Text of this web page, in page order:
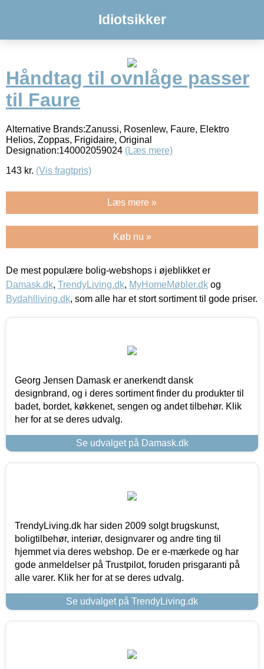
Idiotsikker
Håndtag til ovnlåge passer
til Faure
Alternative Brands:Zanussi, Rosenlew, Faure, Elektro
Helios, Zoppas, Frigidaire, Original
Designation:140002059024 (Læs mere)
143 kr. (Vis fragtpris)
Læs mere »
Køb nu »
De mest populære bolig-webshops i øjeblikket er
Damask.dk, TrendyLiving.dk, MyHomeMøbler.dk og
Bydahlliving.dk, som alle har et stort sortiment til gode priser.
Georg Jensen Damask er anerkendt dansk
designbrand, og i deres sortiment finder du produkter til
badet, bordet, køkkenet, sengen og andet tilbehør. Klik
her for at se deres udvalg.
Se udvalget på Damask.dk
TrendyLiving.dk har siden 2009 solgt brugskunst,
boligtilbehør, interiør, designvarer og andre ting til
hjemmet via deres webshop. De er e-mærkede og har
gode anmeldelser på Trustpilot, foruden prisgaranti på
alle varer. Klik her for at se deres udvalg.
Se udvalget på TrendyLiving.dk